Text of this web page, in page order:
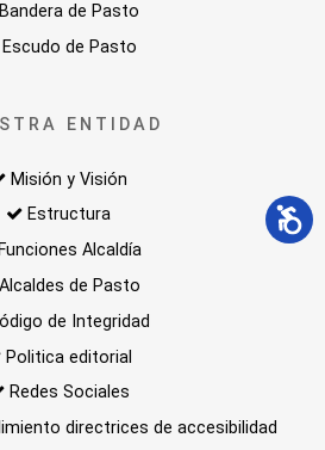
Bandera de Pasto
Escudo de Pasto
ENTIDAD
Misión y Visión
Estructura
Funciones Alcaldía
Alcaldes de Pasto
de Integridad
Politica editorial
Redes Sociales
directrices de accesibilidad